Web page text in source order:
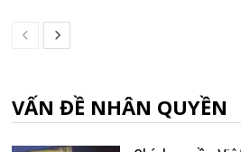
VẤN ĐỀ NHÂN QUYỀN